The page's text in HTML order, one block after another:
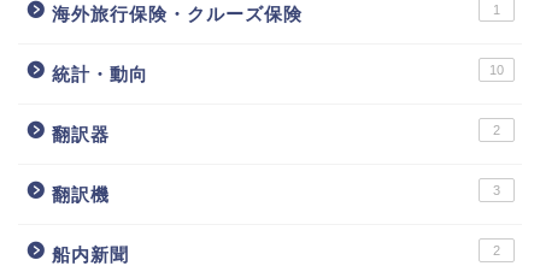
海外旅行保険・クルーズ保険 1
統計・動向 10
翻訳器 2
翻訳機 3
船内新聞 2